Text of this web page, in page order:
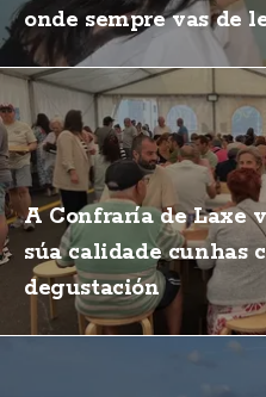
onde sempre vas de
A Confraría de Laxe
súa calidade cunhas
degustación